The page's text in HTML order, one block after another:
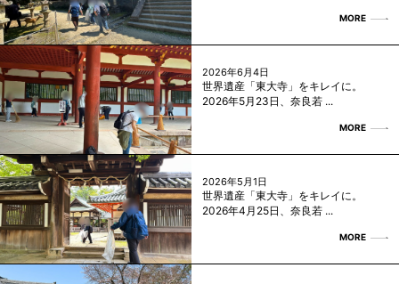
MORE
2026年6月4日
世界遺産「東大寺」をキレイに。
2026年5月23日、奈良若 ...
MORE
2026年5月1日
世界遺産「東大寺」をキレイに。
2026年4月25日、奈良若 ...
MORE